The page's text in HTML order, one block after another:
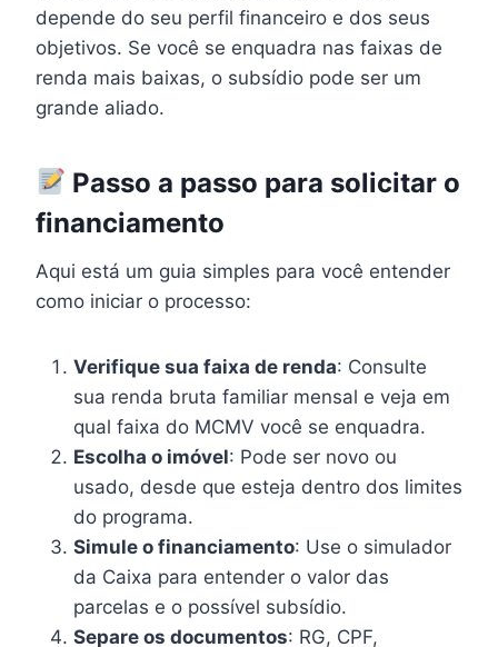
depende do seu perfil financeiro e dos seus
objetivos. Se você se enquadra nas faixas de
renda mais baixas, o subsídio pode ser um
grande aliado.
Passo a passo para solicitar o
financiamento
Aqui está um guia simples para você entender
como iniciar o processo:
Verifique sua faixa de renda: Consulte
sua renda bruta familiar mensal e veja em
qual faixa do MCMV você se enquadra.
Escolha o imóvel: Pode ser novo ou
usado, desde que esteja dentro dos limites
do programa.
Simule o financiamento: Use o simulador
da Caixa para entender o valor das
parcelas e o possível subsídio.
Separe os documentos: RG, CPF,